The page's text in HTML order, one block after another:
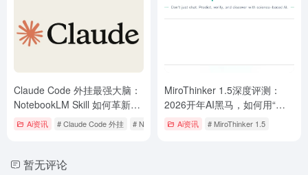
Claude Code 外挂最强大脑：
NotebookLM Skill 如何革新AI
编程与知识管理
Ai资讯 # Claude Code 外挂 # NotebookLM Skill
MiroThinker 1.5深度评测：
2026开年AI黑马，如何用“科
学家思维”破解幻觉难题
Ai资讯 # MiroThinker 1.5
暂无评论